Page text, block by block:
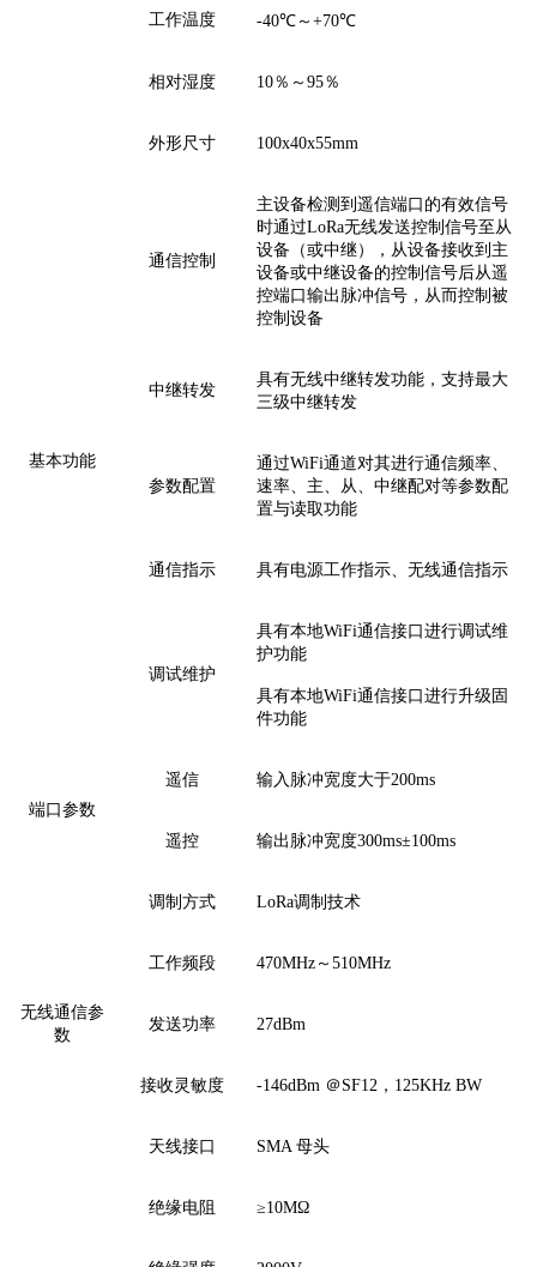
工作温度 -40℃～+70℃
相对湿度 10％～ 95％
外形尺寸 100x40x55mm
基本功能
通信控制
主设备检测 到遥信端口 的有效信号
时通过LoRa无线发送控制信号至从
设备（或中继） ， 从设备接收到主
设备或中继设备的控制信号后从遥
控端口输出 脉冲信号 ， 从而控制被
控制设备
中继转发
具有无线中继转发功能， 支持最大
三级中继转发
参数配置
通过WiFi通道对其进行通信频率、
速率、主、从、中继配对等参数配
置与读取功能
通信指示 具有电源工作指示、无线通信指示
调试维护
具有本地WiFi通信接口进行调试维
护功能
具有本地WiFi通信接口进行升级固
件功能
端口参数
遥信 输入脉冲宽度大于200ms
遥控 输出脉冲宽度300ms±100ms
无线通信参
数
调制方式 LoRa调制技术
工作频段 470MHz～510MHz
发送功率 27dBm
接收灵敏度 -146dBm ＠SF12，125KHz BW
天线接口 SMA 母头
绝缘电阻 ≥10MΩ